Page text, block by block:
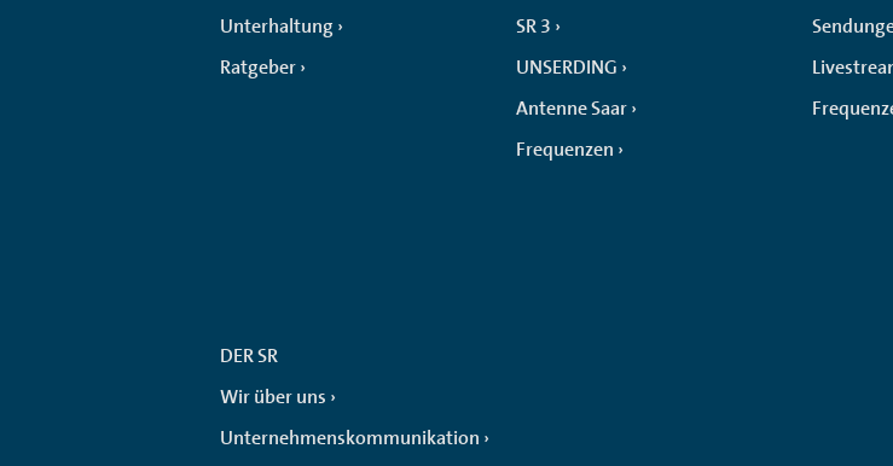
Unterhaltung
Ratgeber
SR 3
UNSERDING
Antenne Saar
Frequenzen
DER SR
Wir über uns
Unternehmenskommunikation